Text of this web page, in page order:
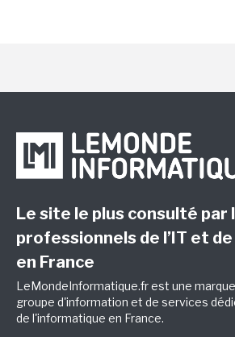
Le site le plus consulté par
professionnels de l’IT et
en France
LeMondeInformatique.fr est une
groupe d'information et de services
de l'informatique en France.